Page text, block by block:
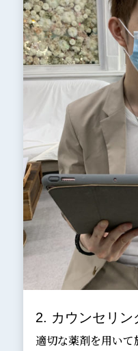
2. カウンセリン
適切な薬剤を用い